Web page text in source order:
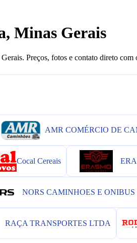
Minas Gerais
Preços, fotos e contato direto
AMR COMÉRCIO DE
Cocal Cereais
NORS CAMINHOES E
RAÇA TRANSPORTES LTDA